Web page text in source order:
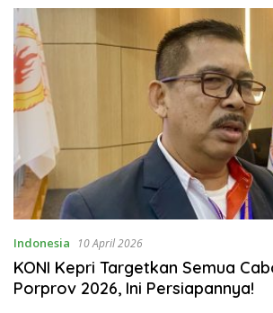
Indonesia 10 April 2026
KONI Kepri Targetkan Semua
Porprov 2026, Ini Persiapannya!